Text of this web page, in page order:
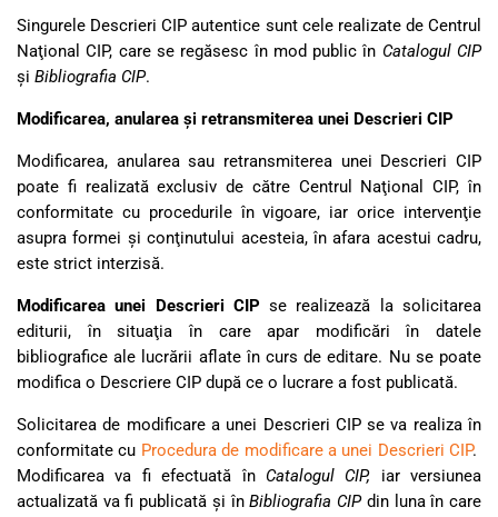
Singurele Descrieri CIP autentice sunt cele realizate de Centrul
Naţional CIP, care se regăsesc în mod public în Catalogul CIP
și Bibliografia CIP.
Modificarea, anularea și retransmiterea unei Descrieri CIP
Modificarea, anularea sau retransmiterea unei Descrieri CIP
poate fi realizată exclusiv de către Centrul Naţional CIP, în
conformitate cu procedurile în vigoare, iar orice intervenţie
asupra formei şi conţinutului acesteia, în afara acestui cadru,
este strict interzisă.
Modificarea unei Descrieri CIP se realizează la solicitarea
editurii, în situaţia în care apar modificări în datele
bibliografice ale lucrării aflate în curs de editare. Nu se poate
modifica o Descriere CIP după ce o lucrare a fost publicată.
Solicitarea de modificare a unei Descrieri CIP se va realiza în
conformitate cu Procedura de modificare a unei Descrieri CIP.
Modificarea va fi efectuată în Catalogul CIP, iar versiunea
actualizată va fi publicată şi înBibliografia CIP din luna în care